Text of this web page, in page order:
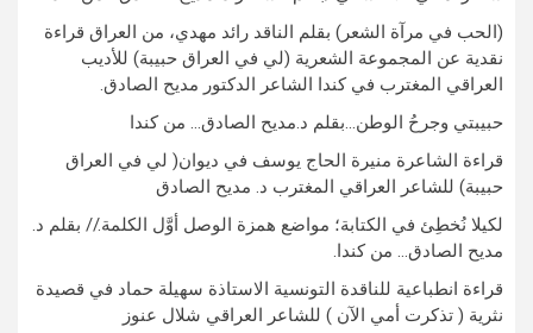
(الحب في مرآة الشعر) بقلم الناقد رائد مهدي، من العراق قراءة
نقدية عن المجموعة الشعرية (لي في العراق حبيبة) للأديب
العراقي المغترب في كندا الشاعر الدكتور مديح الصادق.
حبيبتي وجرحُ الوطن…بقلم د.مديح الصادق… من كندا
قراءة الشاعرة منيرة الحاج يوسف في ديوان( لي في العراق
حبيبة) للشاعر العراقي المغترب د. مديح الصادق
لكيلا نُخطِئ في الكتابة؛ مواضع همزة الوصل أوَّل الكلمة.// بقلم د.
مديح الصادق… من كندا.
قراءة انطباعية للناقدة التونسية الاستاذة سهيلة حماد في قصيدة
نثرية ( تذكرت أمي الآن ) للشاعر العراقي شلال عنوز